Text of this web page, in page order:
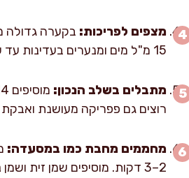
מצפים לפריכות:
15 מ"ל מים ומנערים בעדינות עד שיש שכבה דקה ואחידה. המטרה היא לא בלילה, אלא אבקה שמחבקת את הקוביות.
מתבלים בשלב הנכון:
רוצים גם פפריקה מעושנת
מחממים מחבת כמו במסעדה: